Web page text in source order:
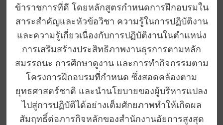
ข้าราชการที่ดี โดยหลักสูตรกำหนดการฝึกอบรมใน
สาระสำคัญและหัวข้อวิชา ความรู้ในการปฏิบัติงาน
และความรู้เกี่ยวเนื่องกับการปฏิบัติงานในตำแหน่ง
การเสริมสร้างประสิทธิภาพงานธุรการตามหลัก
สมรรถนะ การศึกษาดูงาน และการทำกิจกรรมตาม
โครงการฝึกอบรมที่กำหนด ซึ่งสอดคล้องตาม
ยุทธศาสตร์ชาติ และนำนโยบายของผู้บริหารแปลง
ไปสู่การปฏิบัติได้อย่างเต็มศักยภาพทำให้เกิดผล
สัมฤทธิ์ต่อภารกิจหลักของสำนักงานอัยการสูงสุด